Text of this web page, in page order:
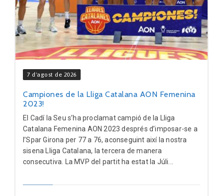
7 d'agost de 2026
Campiones de la Lliga Catalana AON Femenina
2023!
El Cadí la Seu s’ha proclamat campió de la Lliga
Catalana Femenina AON 2023 després d’imposar-se a
l’Spar Girona per 77 a 76, aconseguint així la nostra
sisena Lliga Catalana, la tercera de manera
consecutiva. La MVP del partit ha estat la Júli...